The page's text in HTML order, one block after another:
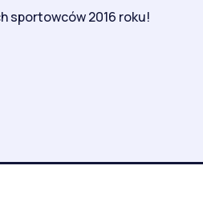
sportowców 2016 roku!